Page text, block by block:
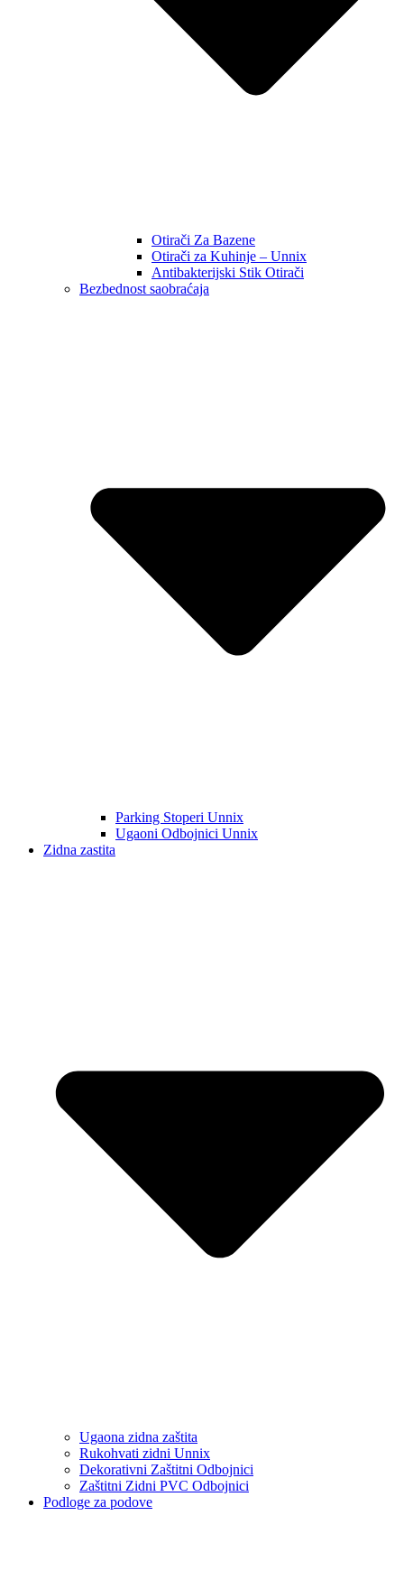
Otirači Za Bazene
Otirači za Kuhinje – Unnix
Antibakterijski Stik Otirači
Bezbednost saobraćaja
Parking Stoperi Unnix
Ugaoni Odbojnici Unnix
Zidna zastita
Ugaona zidna zaštita
Rukohvati zidni Unnix
Dekorativni Zaštitni Odbojnici
Zaštitni Zidni PVC Odbojnici
Podloge za podove